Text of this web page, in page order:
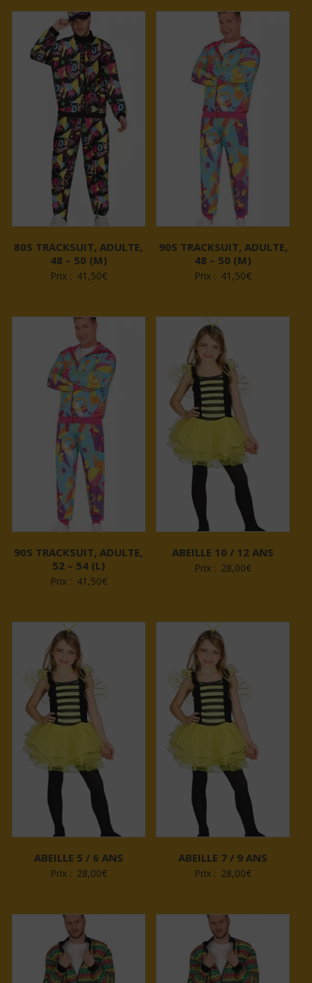
80S TRACKSUIT, ADULTE,
48 – 50 (M)
Prix : 41,50€
90S TRACKSUIT, ADULTE,
48 – 50 (M)
Prix : 41,50€
90S TRACKSUIT, ADULTE,
52 – 54 (L)
Prix : 41,50€
ABEILLE 10 / 12 ANS
Prix : 28,00€
ABEILLE 5 / 6 ANS
Prix : 28,00€
ABEILLE 7 / 9 ANS
Prix : 28,00€